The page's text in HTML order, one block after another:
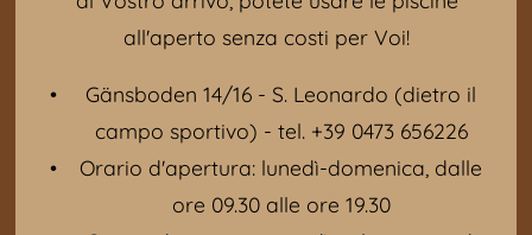
all'aperto senza costi per Voi!
Gänsboden 14/16 - S. Leonardo (dietro il
campo sportivo) - tel. +39 0473 656226
Orario d'apertura: lunedì-domenica, dalle
ore 09.30 alle ore 19.30